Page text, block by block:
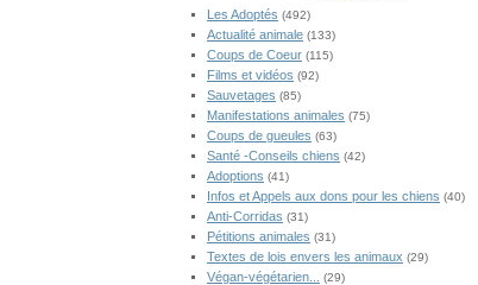
Les Adoptés (492)
Actualité animale (133)
Coups de Coeur (115)
Films et vidéos (92)
Sauvetages (85)
Manifestations animales (75)
Coups de gueules (63)
Santé -Conseils chiens (42)
Adoptions (41)
Infos et Appels aux dons pour les chiens (40)
Anti-Corridas (31)
Pétitions animales (31)
Textes de lois envers les animaux (29)
Végan-végétarien... (29)